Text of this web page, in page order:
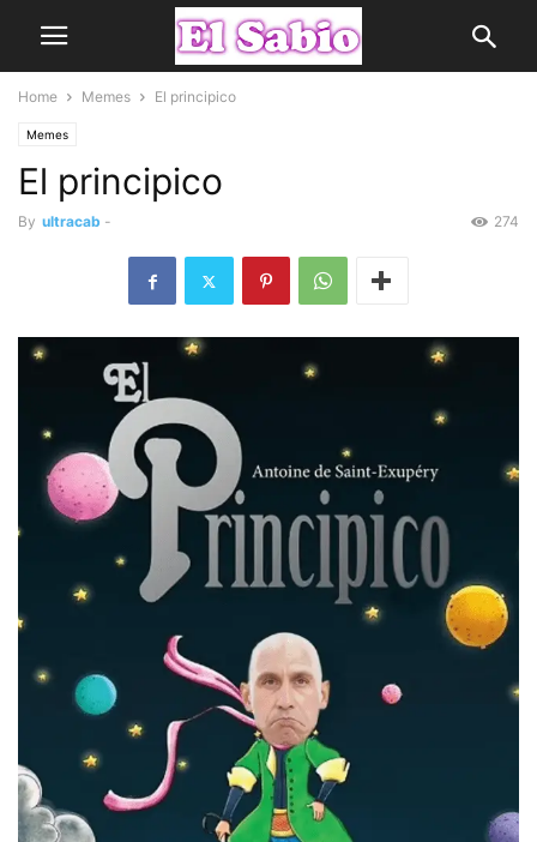
Home Memes El principico
Memes
El principico
By ultracab - 274